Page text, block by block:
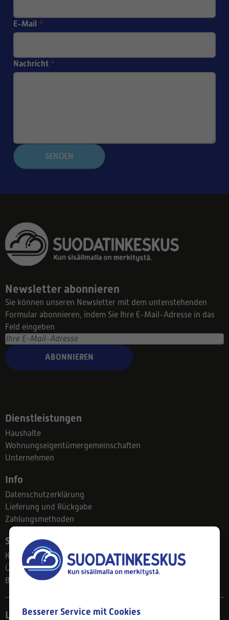
E-Mail *
Nachricht *
SENDEN
Newsletter abonnieren
Sie können unseren Newsletter mit dem untenstehenden
Formular abonnieren, indem Sie Ihre E-Mail-Adresse in das
Feld eingeben
ABONNIEREN
Dienstleistungen
Haushalte
Wohnungseigentümergemeinschaften
Unternehmen
Info
Datenschutzerklärung
Lieferung und Rückgabe
Zahlungsmethoden
Suodatinkeskus
Kontakt
Über uns
Blog
Ladengeschäft
Besserer Service mit Cookies